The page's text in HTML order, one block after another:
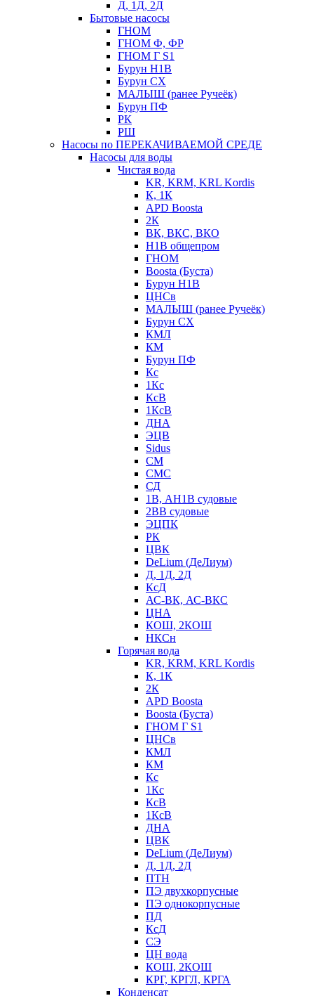
Д, 1Д, 2Д
Бытовые насосы
ГНОМ
ГНОМ Ф, ФР
ГНОМ Г S1
Бурун Н1В
Бурун СХ
МАЛЫШ (ранее Ручеёк)
Бурун ПФ
РК
РШ
Насосы по ПЕРЕКАЧИВАЕМОЙ СРЕДЕ
Насосы для воды
Чистая вода
KR, KRM, KRL Kordis
К, 1К
APD Boosta
2К
ВК, ВКС, ВКО
Н1В общепром
ГНОМ
Boosta (Буста)
Бурун Н1В
ЦНСв
МАЛЫШ (ранее Ручеёк)
Бурун СХ
КМЛ
КМ
Бурун ПФ
Кс
1Кс
КсВ
1КсВ
ДНА
ЭЦВ
Sidus
СМ
СМС
СД
1В, АН1В судовые
2ВВ судовые
ЭЦПК
РК
ЦВК
DeLium (ДеЛиум)
Д, 1Д, 2Д
КсД
АС-ВК, АС-ВКС
ЦНА
КОШ, 2КОШ
НКСн
Горячая вода
KR, KRM, KRL Kordis
К, 1К
2К
APD Boosta
Boosta (Буста)
ГНОМ Г S1
ЦНСв
КМЛ
КМ
Кс
1Кс
КсВ
1КсВ
ДНА
ЦВК
DeLium (ДеЛиум)
Д, 1Д, 2Д
ПТН
ПЭ двухкорпусные
ПЭ однокорпусные
ПД
КсД
СЭ
ЦН вода
КОШ, 2КОШ
КРГ, КРГЛ, КРГА
Конденсат